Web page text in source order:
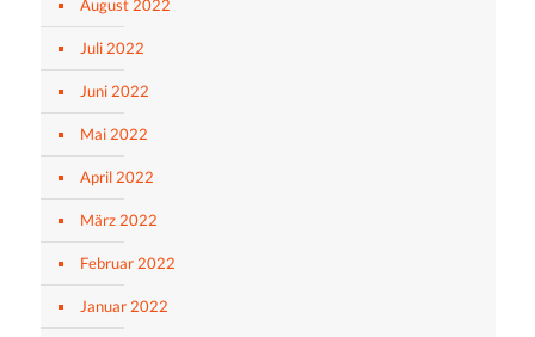
August 2022
Juli 2022
Juni 2022
Mai 2022
April 2022
März 2022
Februar 2022
Januar 2022